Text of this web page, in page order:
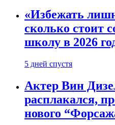
«Избежать
сколько стоит
школу в 2026
5 дней спустя
Актер Вин
расплакался,
нового